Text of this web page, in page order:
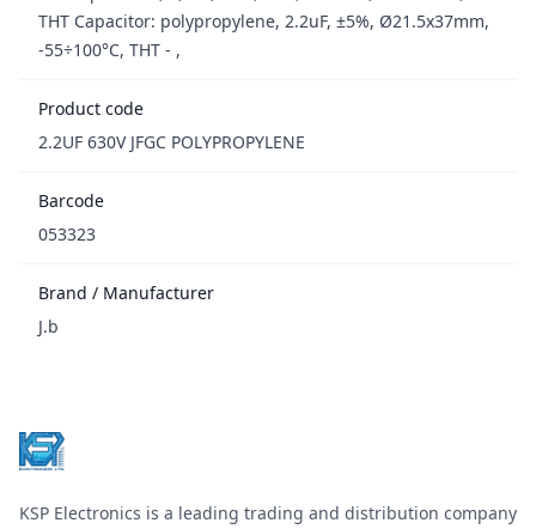
THT Capacitor: polypropylene, 2.2uF, ±5%, Ø21.5x37mm,
-55÷100°C, THT - ,
Product code
2.2UF 630V JFGC POLYPROPYLENE
Barcode
053323
Brand / Manufacturer
J.b
KSP Electronics is a leading trading and distribution company